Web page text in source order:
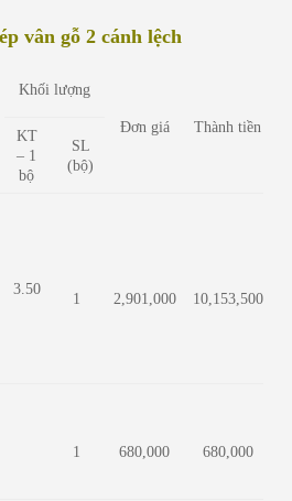
vân gỗ 2 cánh lệch
Khối lượng
Đơn giá
Thành tiền
KT
– 1
bộ
SL
(bộ)
3.50
1 2,901,000 10,153,500
1 680,000 680,000